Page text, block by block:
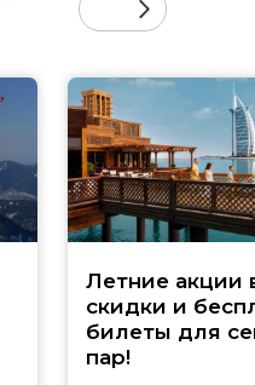
Летние акции
скидки и
билеты для
пар!